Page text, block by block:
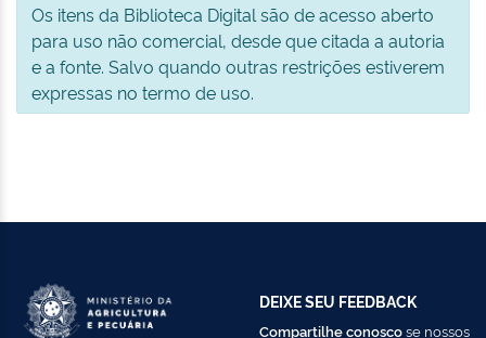
Os itens da Biblioteca Digital são de acesso aberto
para uso não comercial, desde que citada a autoria
e a fonte. Salvo quando outras restrições estiverem
expressas no termo de uso.
DEIXE SEU FEEDBACK
Compartilhe conoscose nossos